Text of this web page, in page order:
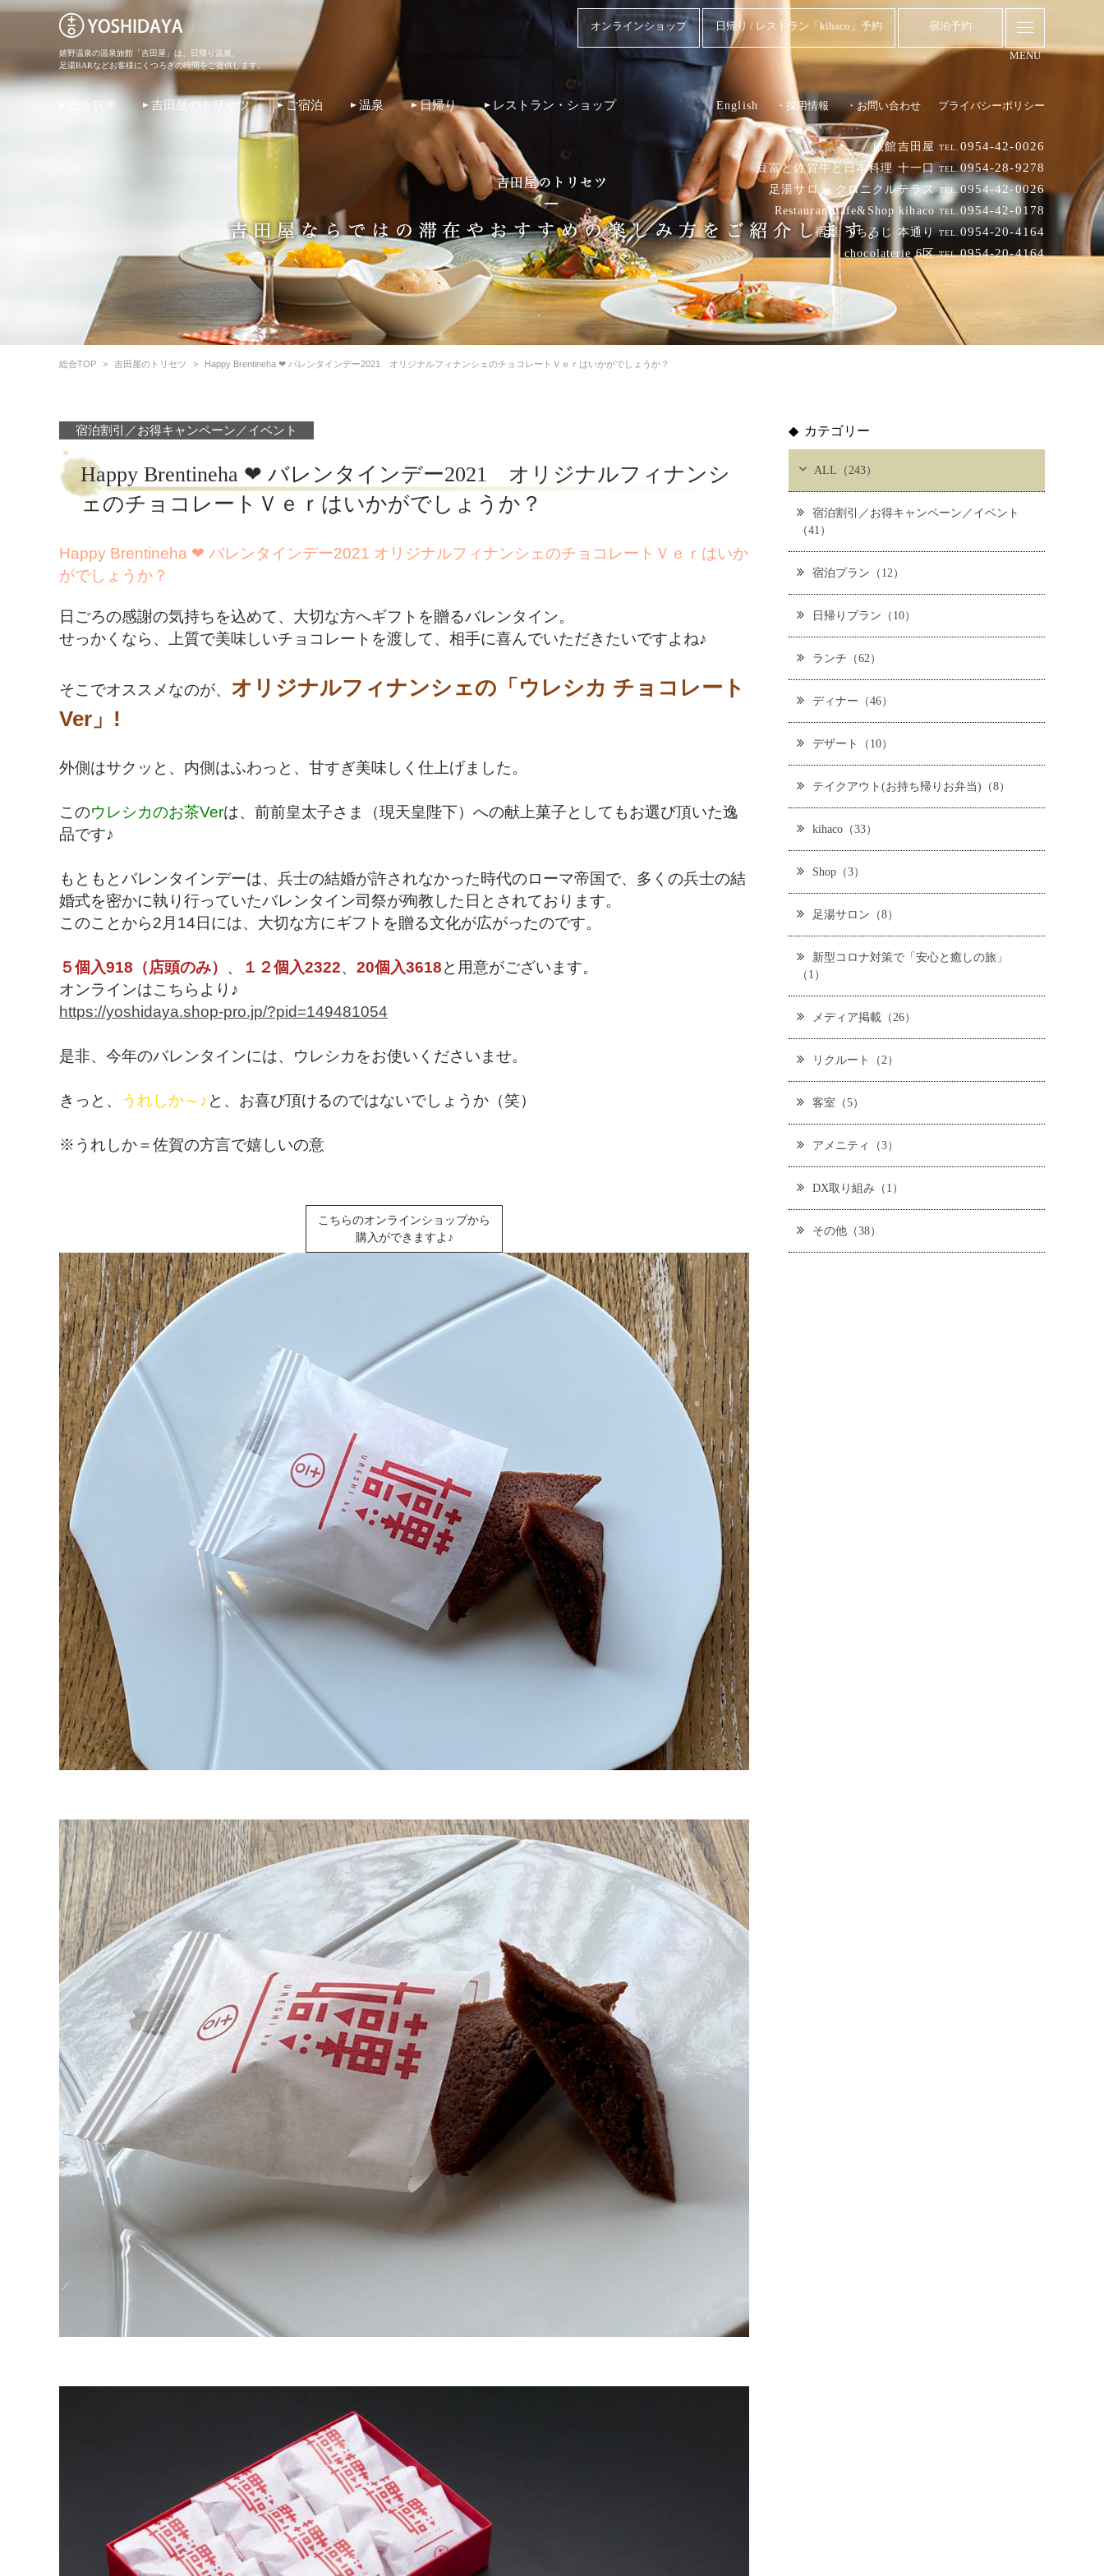
嬉野温泉の温泉旅館「吉田屋」は、日帰り温泉、
足湯BARなどお客様にくつろぎの時間をご提供します。
オンラインショップ 日帰り / レストラン「kihaco」予約 宿泊予約
MENU
旅館吉田屋TEL. 0954-42-0026
豆富と佐賀牛と日本料理 十一口TEL. 0954-28-9278
足湯サロン クロニクルテラスTEL.0954-42-0026
RestaurantCafe&Shop kihacoTEL. 0954-42-0178
宿屋 うちろじ 本通りTEL. 0954-20-4164
chocolaterie 6区TEL.0954-20-4164
総合TOP 吉田屋のトリセツ ご宿泊 温泉 日帰り レストラン・ショップ English ・採用情報 ・お問い合わせ プライバシーポリシー
総合TOP > 吉田屋のトリセツ > Happy Brentineha ❤ バレンタインデー2021 オリジナルフィナンシェのチョコレートＶｅｒはいかがでしょうか？
宿泊割引／お得キャンペーン／イベント
Happy Brentineha ❤ バレンタインデー2021 オリジナルフィナンシ
ェのチョコレートＶｅｒはいかがでしょうか？
Happy Brentineha ❤ バレンタインデー2021 オリジナルフィナンシェのチョコレートＶｅｒはいか
がでしょうか？
日ごろの感謝の気持ちを込めて、大切な方へギフトを贈るバレンタイン。
せっかくなら、上質で美味しいチョコレートを渡して、相手に喜んでいただきたいですよね♪
そこでオススメなのが、 オリジナルフィナンシェの「ウレシカ チョコレート
Ver」!
​外側はサクッと、内側はふわっと、甘すぎ美味しく仕上げました。
このウレシカのお茶Verは、前前皇太子さま（現天皇陛下）への献上菓子としてもお選び頂いた逸
品です♪
もともとバレンタインデーは、兵士の結婚が許されなかった時代のローマ帝国で、多くの兵士の結
婚式を密かに執り行っていたバレンタイン司祭が殉教した日とされております。
このことから2月14日には、大切な方にギフトを贈る文化が広がったのです。
５個入918（店頭のみ） 、 １２個入2322、 20個入3618と用意がございます。
オンラインはこちらより♪
https://yoshidaya.shop-pro.jp/?pid=149481054
是非、今年のバレンタインには、ウレシカをお使いくださいませ。
きっと、 うれしか～♪ と、お喜び頂けるのではないでしょうか（笑）
※うれしか＝佐賀の方言で嬉しいの意
こちらのオンラインショップから
購入ができますよ♪
カテゴリー
ALL（243）
宿泊割引／お得キャンペーン／イベント
（41）
宿泊プラン（12）
日帰りプラン（10）
ランチ（62）
ディナー（46）
デザート（10）
テイクアウト(お持ち帰りお弁当)（8）
kihaco（33）
Shop（3）
足湯サロン（8）
新型コロナ対策で「安心と癒しの旅」
（1）
メディア掲載（26）
リクルート（2）
客室（5）
アメニティ（3）
DX取り組み（1）
その他（38）